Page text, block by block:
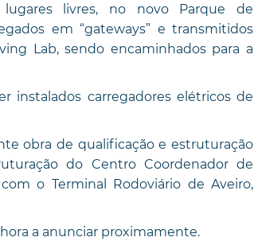
livres, no novo Parque de
em “gateways” e transmitidos
Lab, sendo encaminhados para a
instalados carregadores elétricos de
obra de qualificação e estruturação
do Centro Coordenador de
o Terminal Rodoviário de Aveiro,
a anunciar proximamente.